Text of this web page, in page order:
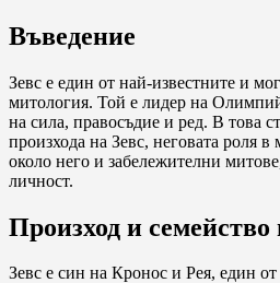
Въведение
Зевс е един от най-известните и
митология. Той е лидер на
на сила, правосъдие и ред. В това
произхода на Зевс, неговата роля
около него и забележителни
личност.
Произход и семейство
Зевс е син на Кронос и Рея, един